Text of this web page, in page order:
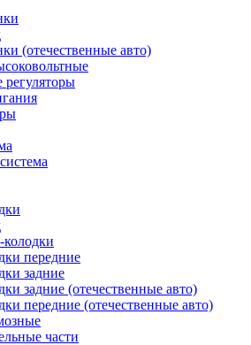
(отечественные авто)
колодки
передние
задние
задние (отечественные авто)
передние (отечественные авто)
части